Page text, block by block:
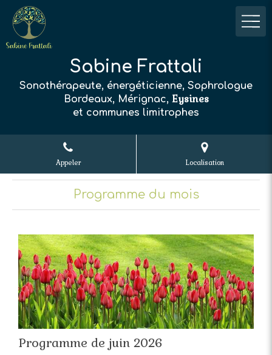
Sabine Frattali
Sonothérapeute, énergéticienne, Sophrologue
Bordeaux, Mérignac, Eysines
et communes limitrophes
Appeler Localisation
Programme du mois
Programme de juin 2026